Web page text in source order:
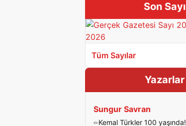
Son Sayı
Tüm Sayılar
Yazarlar
Sungur Savran
Kemal Türkler 100 yaşında!